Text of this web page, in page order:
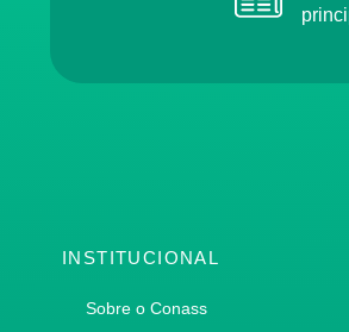
INSTITUCIONAL
Sobre o Conass